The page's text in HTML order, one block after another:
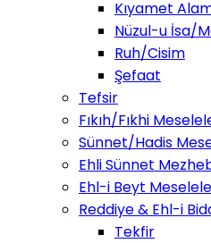
Kıyamet
Nüzul-u İsa/
Ruh/Cisim
Şefaat
Tefsir
Fıkıh/Fıkhi
Sünnet/Hadis
Ehli Sünnet
Ehl-i Beyt
Reddiye & Ehl-i
Tekfir